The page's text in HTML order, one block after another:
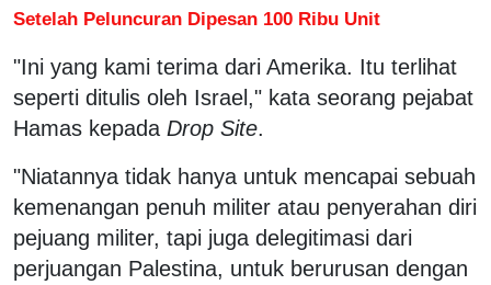
Setelah Peluncuran Dipesan 100 Ribu Unit
"Ini yang kami terima dari Amerika. Itu terlihat
seperti ditulis oleh Israel," kata seorang pejabat
Hamas kepada Drop Site.
"Niatannya tidak hanya untuk mencapai sebuah
kemenangan penuh militer atau penyerahan diri
pejuang militer, tapi juga delegitimasi dari
perjuangan Palestina, untuk berurusan dengan